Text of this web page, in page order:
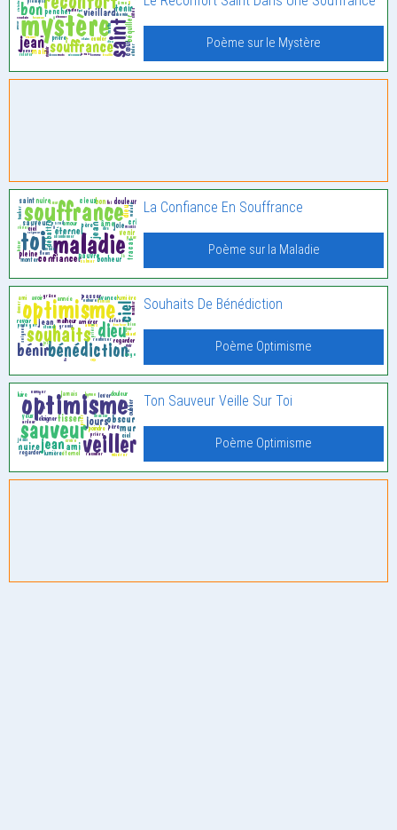
Poème sur le Mystère
La Confiance En Souffrance
Poème sur la Maladie
Souhaits De Bénédiction
Poème Optimisme
Ton Sauveur Veille Sur Toi
Poème Optimisme